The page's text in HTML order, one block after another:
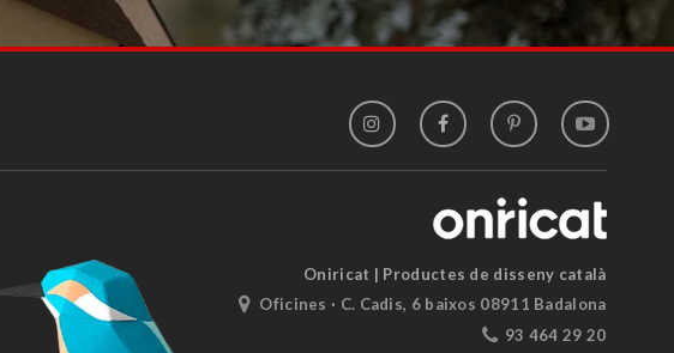
Oniricat | Productes de disseny català
Oficines · C. Cadis, 6 baixos 08911 Badalona
93 464 29 20